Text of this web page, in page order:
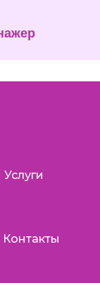
Услуги
Контакты